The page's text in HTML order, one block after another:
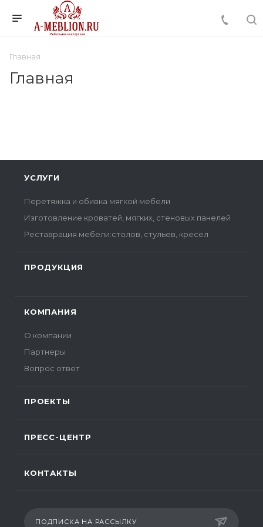
Главная
Главная
УСЛУГИ
Перетяжка и обивка мягкой мебели
Изготовление кроватей, мягких, стеновых панелей
Реставрация мебели:столов, стульев, кресел
ПРОДУКЦИЯ
КОМПАНИЯ
О компании
Партнеры
Вопрос ответ
ПРОЕКТЫ
ПРЕСС-ЦЕНТР
КОНТАКТЫ
ПОДПИСКА НА РАССЫЛКУ